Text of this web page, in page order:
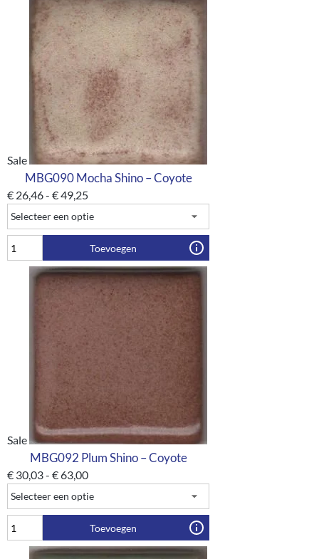
Sale
MBG090 Mocha Shino – Coyote
€ 26,46- €49,25
Toevoegen
Sale
MBG092 Plum Shino – Coyote
€ 30,03- €63,00
Toevoegen